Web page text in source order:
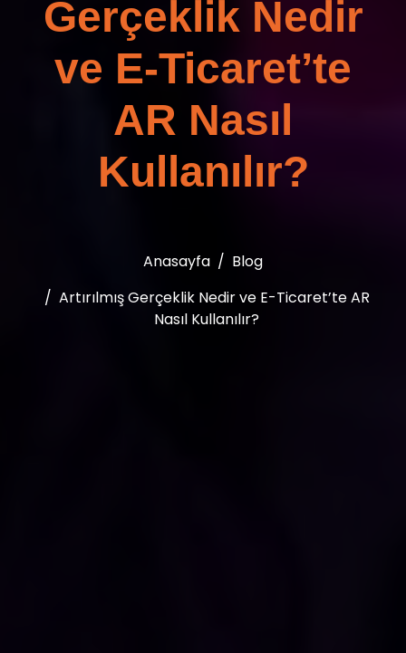
Gerçeklik Nedir
ve E-Ticaret’te
AR Nasıl
Kullanılır?
Anasayfa
Blog
Artırılmış Gerçeklik Nedir ve E-Ticaret’te AR
Nasıl Kullanılır?